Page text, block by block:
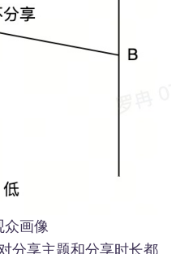
众画像
分享主题和分享时长都